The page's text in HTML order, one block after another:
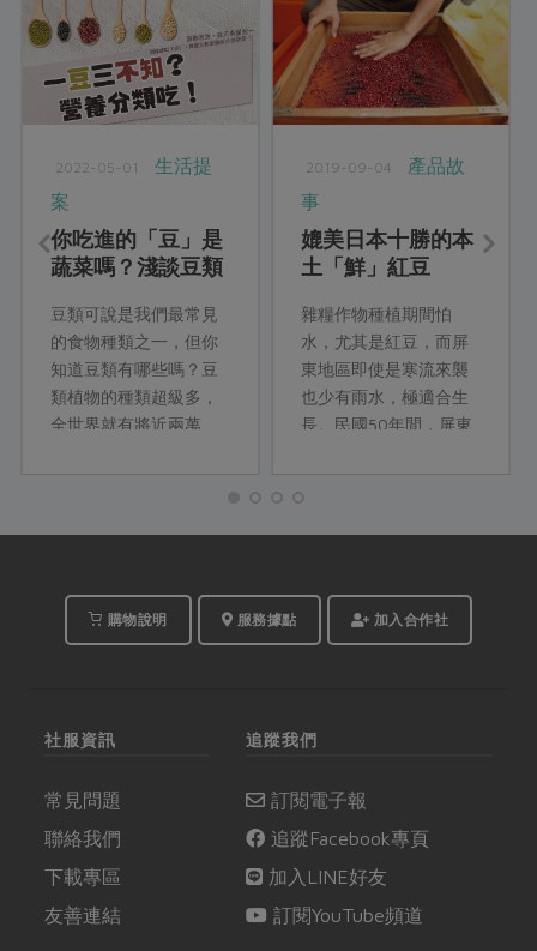
2022-05-01
生活提
案
你吃進的「豆」是
蔬菜嗎？淺談豆類
豆類可說是我們最常見
的食物種類之一，但你
知道豆類有哪些嗎？豆
類植物的種類超級多，
全世界就有將近兩萬
菜食用，有的則是因為
來提取油脂供應食用或
豆，其實營養成分卻是
大有區別呢。
2019-09-04
產品故
事
媲美日本十勝的本
土「鮮」紅豆
雜糧作物種植期間怕
水，尤其是紅豆，而屏
東地區即使是寒流來襲
也少有雨水，極適合生
長。民國50年間，屏東
最先試種成功，因其產
銷市場開通；而後，種
購物說明 服務據點 加入合作社
社服資訊
常見問題
聯絡我們
下載專區
友善連結
追蹤我們
訂閱電子報
追蹤Facebook專頁
加入LINE好友
訂閱YouTube頻道